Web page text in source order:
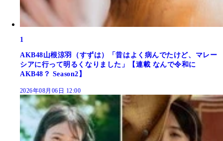
1
AKB48山根涼羽（すずは）「昔はよく病んでたけど、マレー
シアに行って明るくなりました」【連載 なんで令和に
AKB48？ Season2】
2026年08月06日 12:00